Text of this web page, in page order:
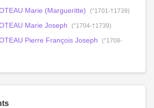
Marie (Margueritte) (°1701-†1739)
Marie Joseph (°1704-†1739)
Pierre François Joseph
(°1708-